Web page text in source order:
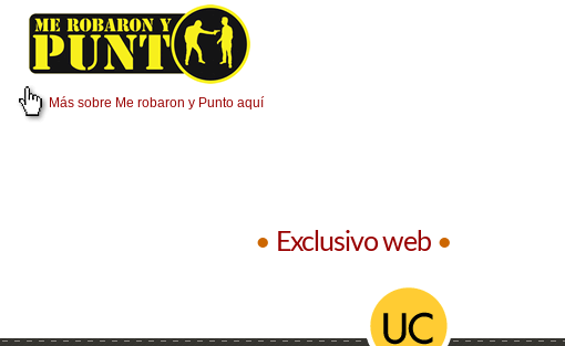
Más sobre Me robaron y Punto aquí
• Exclusivo web •